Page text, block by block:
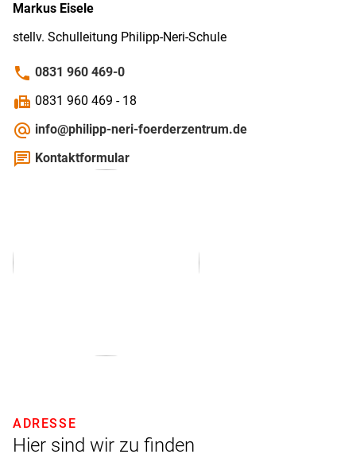
Markus Eisele
stellv. Schul­leitung Philipp-­Neri-­Schule
phone 0831 960 469-0
fax 0831 960 469 - 18
alternate_email info@philipp-neri-foerderzentrum.de
chat Kontaktformular
Hier sind wir zu finden
ADRESSE